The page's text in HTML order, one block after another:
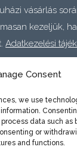
Consent
we use
data such as
or
and functions.
vásárlás
kezeljük,
Adatkezelési